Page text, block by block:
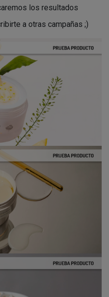
los resultados
a otras campañas ;)